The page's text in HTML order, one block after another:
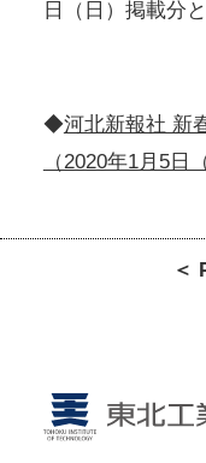
日（日）掲載分
◆河北新報社 新
（2020年1月5日
＜